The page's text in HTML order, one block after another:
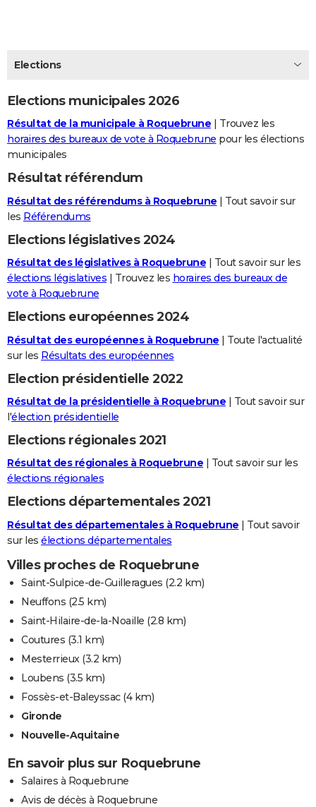
CARTE DE VOEUX
Carte de Noël
Carte Bonne année
Carte Saint-Valentin
Carte Pâques
Carte d'anniversaire
DICTIONNAIRE
Dictionnaire
Biographies
Citations
Expressions
Proverbes
PROGRAMME TV
S'inscrire
Se connecter
Lycées
Collèges
Primaires
Universités
Entreprises
Service militaire
Avis de recherche
AVIS DE DÉCÈS
FORUM
Bricolage
Lifestyle
Culture
Sport
Auto
Television
Voyage
Cinema
Elections
Elections municipales 2026
Résultat de la municipale à Roquebrune | Trouvez les
horaires des bureaux de vote à Roquebrune pour les élections
municipales
Résultat référendum
Résultat des référendums à Roquebrune | Tout savoir sur
les Référendums
Elections législatives 2024
Résultat des législatives à Roquebrune | Tout savoir sur les
élections législatives | Trouvez les horaires des bureaux de
vote à Roquebrune
Elections européennes 2024
Résultat des européennes à Roquebrune | Toute l'actualité
sur les Résultats des européennes
Election présidentielle 2022
Résultat de la présidentielle à Roquebrune | Tout savoir sur
l'élection présidentielle
Elections régionales 2021
Résultat des régionales à Roquebrune | Tout savoir sur les
élections régionales
Elections départementales 2021
Résultat des départementales à Roquebrune | Tout savoir
sur les élections départementales
Villes proches de Roquebrune
Saint-Sulpice-de-Guilleragues (2.2 km)
Neuffons (2.5 km)
Saint-Hilaire-de-la-Noaille (2.8 km)
Coutures (3.1 km)
Mesterrieux(3.2 km)
Loubens (3.5 km)
Fossès-et-Baleyssac(4 km)
Gironde
Nouvelle-Aquitaine
En savoir plus sur Roquebrune
Salaires à Roquebrune
Avis de décès à Roquebrune